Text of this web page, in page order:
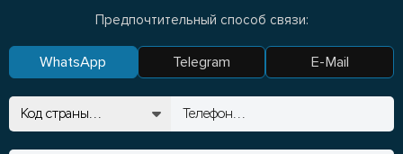
Предпочтительный способ связи:
WhatsApp Telegram E-Mail